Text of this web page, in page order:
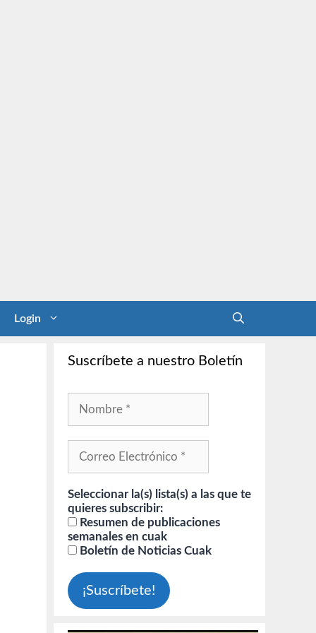
Login
Suscríbete a nuestro Boletín
Seleccionar la(s) lista(s) a las que te
quieres subscribir:
Resumen de publicaciones
semanales en cuak
Boletín de Noticias Cuak